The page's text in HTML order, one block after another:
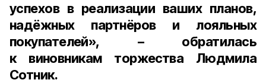
успехов в реализации ваших планов,
надёжных партнёров и лояльных
покупателей», – обратилась
к виновникам торжества Людмила
Сотник.